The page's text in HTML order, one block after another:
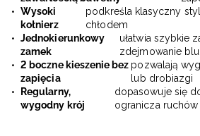
Wysoki
kołnierz
podkreśla klasyczny
chłodem
Jednokierunkowy
zamek
ułatwia szybkie
zdejmowanie
2 boczne kieszenie bez
zapięcia
pozwalają
lub drobiazgi
Regularny,
wygodny krój
dopasowuje się
ogranicza ruchów